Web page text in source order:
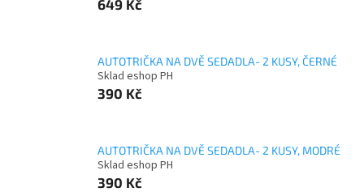
649 Kč
AUTOTRIČKA NA DVĚ SEDADLA- 2 KUSY, ČERNÉ
Sklad eshop PH
390 Kč
AUTOTRIČKA NA DVĚ SEDADLA- 2 KUSY, MODRÉ
Sklad eshop PH
390 Kč